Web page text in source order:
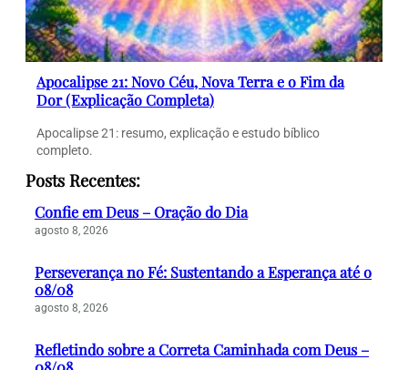
Apocalipse 21: Novo Céu, Nova Terra e o Fim da
Dor (Explicação Completa)
Apocalipse 21: resumo, explicação e estudo bíblico
completo.
Posts Recentes:
Confie em Deus – Oração do Dia
agosto 8, 2026
Perseverança no Fé: Sustentando a Esperança até o
08/08
agosto 8, 2026
Refletindo sobre a Correta Caminhada com Deus –